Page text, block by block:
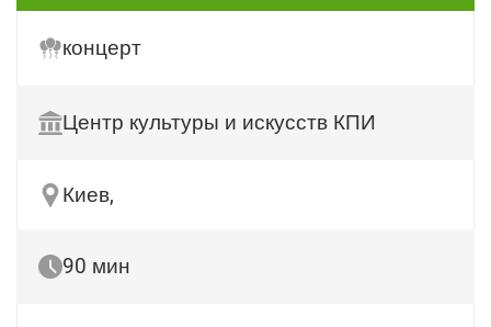
концерт
Центр культуры и искусств КПИ
Киев,
90 мин